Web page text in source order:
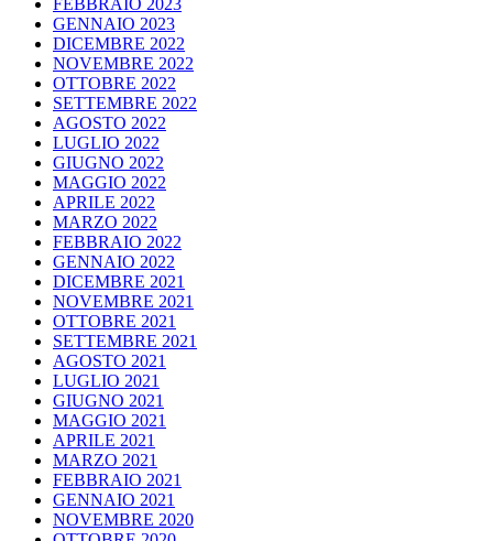
FEBBRAIO 2023
GENNAIO 2023
DICEMBRE 2022
NOVEMBRE 2022
OTTOBRE 2022
SETTEMBRE 2022
AGOSTO 2022
LUGLIO 2022
GIUGNO 2022
MAGGIO 2022
APRILE 2022
MARZO 2022
FEBBRAIO 2022
GENNAIO 2022
DICEMBRE 2021
NOVEMBRE 2021
OTTOBRE 2021
SETTEMBRE 2021
AGOSTO 2021
LUGLIO 2021
GIUGNO 2021
MAGGIO 2021
APRILE 2021
MARZO 2021
FEBBRAIO 2021
GENNAIO 2021
NOVEMBRE 2020